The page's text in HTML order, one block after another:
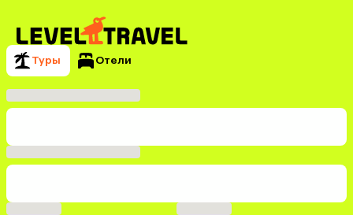
Туры Отели